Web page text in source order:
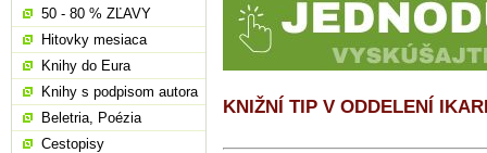
KNIŽNÍ TIP V ODDELENÍ
50 - 80 % ZĽAVY
Hitovky mesiaca
Knihy do Eura
Knihy s podpisom autora
Beletria, Poézia
Cestopisy